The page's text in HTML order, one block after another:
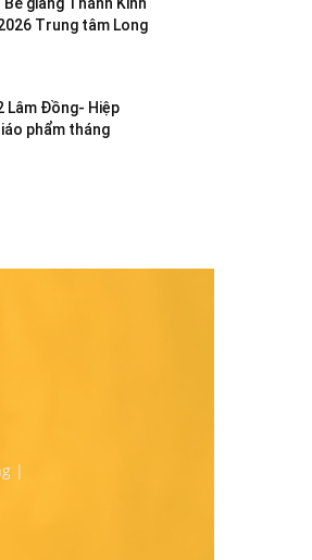
Trung tâm Long
Lâm Đồng- Hiệp
phẩm tháng
|